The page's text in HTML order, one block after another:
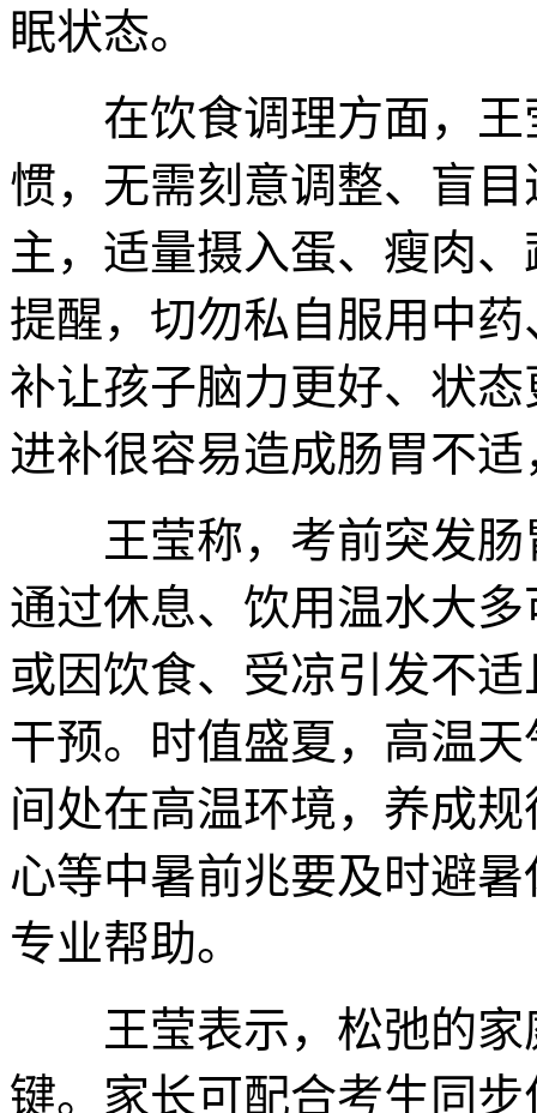
眠状态。
在饮食调理方面，王
惯，无需刻意调整、盲
主，适量摄入蛋、瘦肉
提醒，切勿私自服用中
补让孩子脑力更好、状
进补很容易造成肠胃不
王莹称，考前突发肠
通过休息、饮用温水大
或因饮食、受凉引发不
干预。时值盛夏，高温
间处在高温环境，养成
心等中暑前兆要及时避
专业帮助。
王莹表示，松弛的家
键。家长可配合考生同